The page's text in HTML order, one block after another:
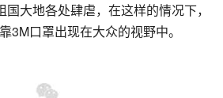
大地各处肆虐，在这样的情况下，
3M口罩出现在大众的视野中。